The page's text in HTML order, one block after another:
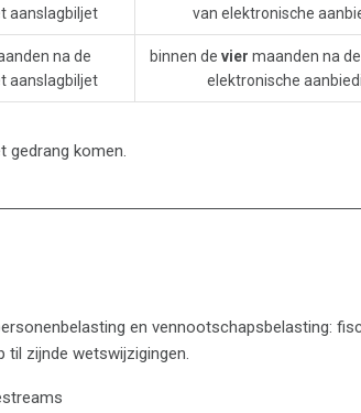
aanslagbiljet
van elektronische
na de
aanslagbiljet
binnen de vier maanden na
elektronische
gedrang komen.
en vennootschapsbelasting:
til zijnde wetswijzigingen.